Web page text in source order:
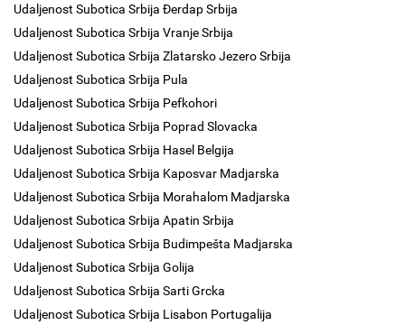
Udaljenost Subotica Srbija Đerdap Srbija
Udaljenost Subotica Srbija Vranje Srbija
Udaljenost Subotica Srbija Zlatarsko Jezero Srbija
Udaljenost Subotica Srbija Pula
Udaljenost Subotica Srbija Pefkohori
Udaljenost Subotica Srbija Poprad Slovacka
Udaljenost Subotica Srbija Hasel Belgija
Udaljenost Subotica Srbija Kaposvar Madjarska
Udaljenost Subotica Srbija Morahalom Madjarska
Udaljenost Subotica Srbija Apatin Srbija
Udaljenost Subotica Srbija Budimpešta Madjarska
Udaljenost Subotica Srbija Golija
Udaljenost Subotica Srbija Sarti Grcka
Udaljenost Subotica Srbija Lisabon Portugalija